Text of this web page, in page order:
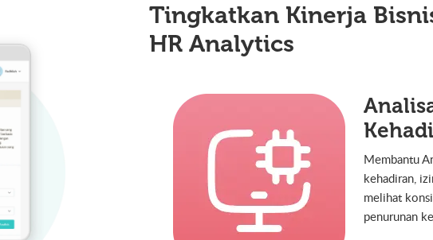
Tingkatkan Kinerja
HR Analytics
Membantu
kehadiran,
melihat
penurunan